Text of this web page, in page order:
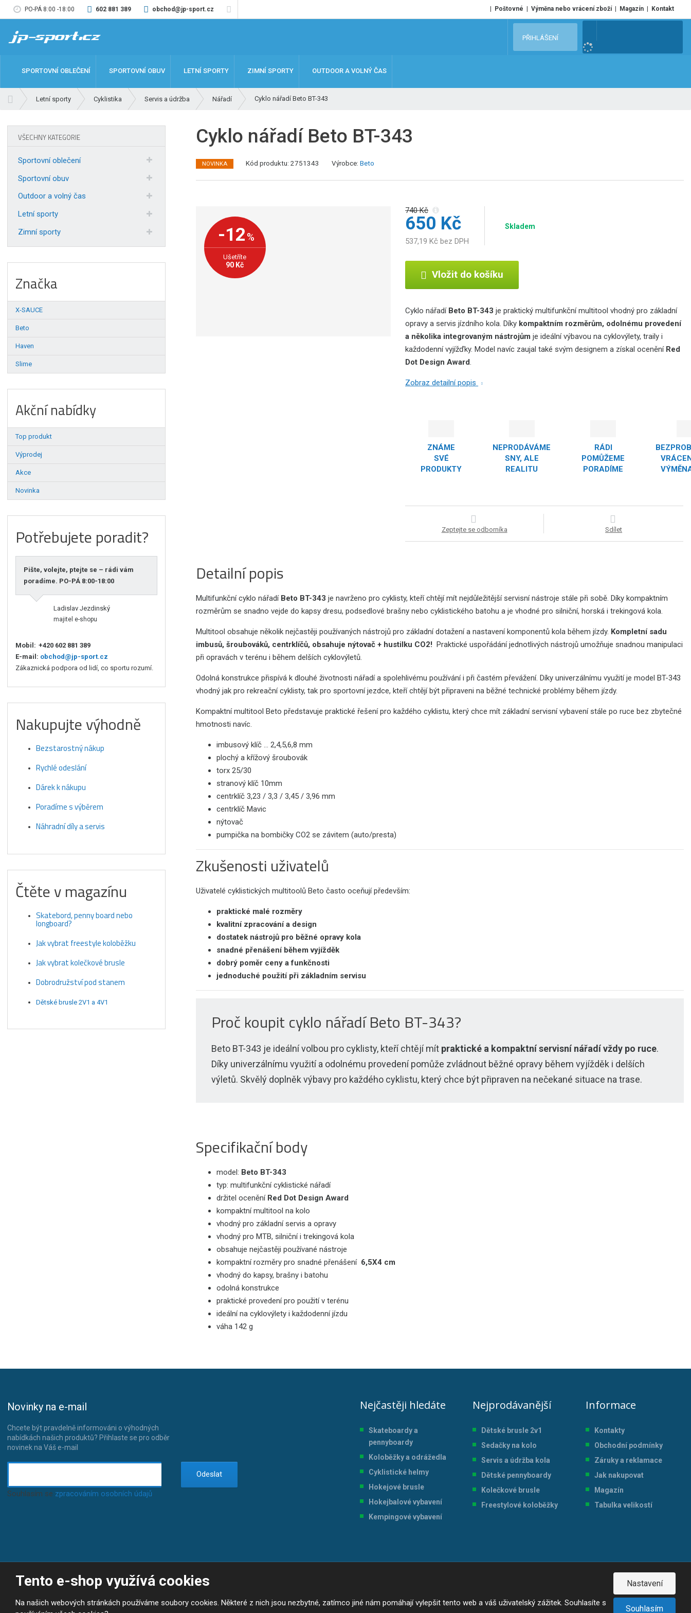
Tento e-shop využívá cookies
Na našich webových stránkách používáme soubory cookies. Některé z nich jsou nezbytné, zatímco jiné nám pomáhají vylepšit tento web a váš uživatelský zážitek. Souhlasíte s
Nastavení
Souhlasím
PO-PÁ 8:00 -18:00 602 881 389 obchod@jp-sport.cz Poštovné Výměna nebo vrácení zboží Magazín Kontakt
e
PŘIHLÁŠENÍ
SPORTOVNÍ OBLEČENÍ SPORTOVNÍ OBUV LETNÍ SPORTY ZIMNÍ SPORTY OUTDOOR A VOLNÝ ČAS
Letní sporty Cyklistika Servis a údržba Nářadí Cyklo nářadí Beto BT-343
Cyklo nářadí Beto BT-343
NOVINKA Kód produktu: 2751343
K
Výrobce: Beto
-12%
Ušetříte
90 Kč
740 Kč
650 Kč
537,19 Kč bez DPH
Skladem
Vložit do košíku
Cyklo nářadí Beto BT-343 je praktický multifunkční multitool vhodný pro základní
opravy a servis jízdního kola. Díky kompaktním rozměrům, odolnému provedení
a několika integrovaným nástrojům je ideální výbavou na cyklovýlety, traily i
každodenní vyjížďky. Model navíc zaujal také svým designem a získal ocenění Red
Dot Design Award.
Zobraz detailní popis
ZNÁME
SVÉ
PRODUKTY
NEPRODÁVÁME
SNY, ALE
REALITU
RÁDI
POMŮŽEME
PORADÍME
Zeptejte se odborníka Sdílet
Detailní popis
Multifunkční cyklo nářadí Beto BT-343 je navrženo pro cyklisty, kteří chtějí mít nejdůležitější servisní nástroje stále při sobě. Díky kompaktním
rozměrům se snadno vejde do kapsy dresu, podsedlové brašny nebo cyklistického batohu a je vhodné pro silniční, horská i trekingová kola.
Multitool obsahuje několik nejčastěji používaných nástrojů pro základní dotažení a nastavení komponentů kola během jízdy. Kompletní sadu
imbusů, šroubováků, centrklíčů, obsahuje nýtovač + hustilku CO2!
Praktické uspořádání jednotlivých nástrojů umožňuje snadnou manipulaci
při opravách v terénu i během delších cyklovýletů.
Odolná konstrukce přispívá k dlouhé životnosti nářadí a spolehlivému používání i při častém převážení. Díky univerzálnímu využití je model BT-343
vhodný jak pro rekreační cyklisty, tak pro sportovní jezdce, kteří chtějí být připraveni na běžné technické problémy během jízdy.
Kompaktní multitool Beto představuje praktické řešení pro každého cyklistu, který chce mít základní servisní vybavení stále po ruce bez zbytečné
hmotnosti navíc.
imbusový klíč ... 2,4,5,6,8 mm
plochý a křížový šroubovák
torx 25/30
stranový klíč 10mm
centrklíč 3,23 / 3,3 / 3,45 / 3,96 mm
centrklíč Mavic
nýtovač
pumpička na bombičky CO2 se závitem (auto/presta)
Zkušenosti uživatelů
Uživatelé cyklistických multitoolů Beto často oceňují především:
praktické malé rozměry
kvalitní zpracování a design
dostatek nástrojů pro běžné opravy kola
snadné přenášení během vyjížděk
dobrý poměr ceny a funkčnosti
jednoduché použití při základním servisu
Proč koupit cyklo nářadí Beto BT-343?
Beto BT-343 je ideální volbou pro cyklisty, kteří chtějí mít praktické a kompaktní servisní nářadí vždy po ruce.
Díky univerzálnímu využití a odolnému provedení pomůže zvládnout běžné opravy během vyjížděk i delších
výletů. Skvělý doplněk výbavy pro každého cyklistu, který chce být připraven na nečekané situace na trase.
Specifikační body
model: Beto BT-343
typ: multifunkční cyklistické nářadí
držitel ocenění Red Dot Design Award
kompaktní multitool na kolo
vhodný pro základní servis a opravy
vhodný pro MTB, silniční i trekingová kola
obsahuje nejčastěji používané nástroje
kompaktní rozměry pro snadné přenášení 6,5X4 cm
vhodný do kapsy, brašny i batohu
odolná konstrukce
praktické provedení pro použití v terénu
ideální na cyklovýlety i každodenní jízdu
váha 142 g
VŠECHNY KATEGORIE
Sportovní oblečení
Sportovní obuv
Outdoor a volný čas
Letní sporty
Zimní sporty
Značka
X-SAUCE
Beto
Haven
Slime
Akční nabídky
Top produkt
Výprodej
Akce
Novinka
Potřebujete poradit?
Pište, volejte, ptejte se – rádi vám
poradíme. PO-PÁ 8:00-18:00
Ladislav Jezdinský
majitel e-shopu
Mobil: +420 602 881 389
E-mail: obchod@jp-sport.cz
Zákaznická podpora od lidí, co sportu rozumí.
Nakupujte výhodně
Bezstarostný nákup
Rychlé odeslání
Dárek k nákupu
Poradíme s výběrem
Náhradní díly a servis
Čtěte v magazínu
Skatebord, penny board nebo
longboard?
Jak vybrat freestyle koloběžku
Jak vybrat kolečkové brusle
Dobrodružství pod stanem
Dětské brusle 2V1 a 4V1
Novinky na e-mail
Chcete být pravdelně informováni o výhodných
nabídkách našich produktů? Přihlaste se pro odběr
novinek na Váš e-mail
Odeslat
Souhlasím se zpracováním osobních údajů.
Nejčastěji hledáte
Skateboardy a
pennyboardy
Koloběžky a odrážedla
Cyklistické helmy
Hokejové brusle
Hokejbalové vybavení
Kempingové vybavení
Nejprodávanější
Dětské brusle 2v1
Sedačky na kolo
Servis a údržba kola
Dětské pennyboardy
Kolečkové brusle
Freestylové koloběžky
Informace
Kontakty
Obchodní podmínky
Záruky a reklamace
Jak nakupovat
Magazín
Tabulka velikostí
© 2026, JP-SPORT.CZ SPORTOVNÍ POTŘEBY
Prohlášení o přístupnosti
|Mapa stránek | |GDPR
VYROBILA
B
R